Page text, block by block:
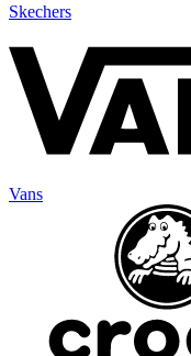
Skechers
Vans